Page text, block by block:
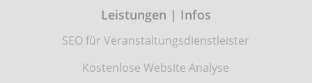
Leistungen | Infos
SEO für Veranstaltungsdienstleister
Kostenlose Website Analyse